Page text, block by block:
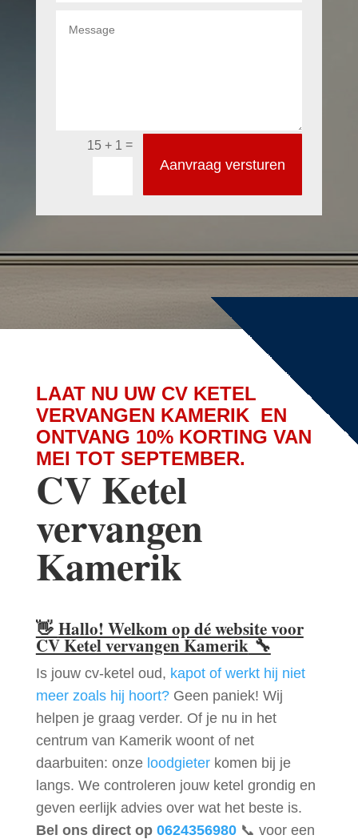
15 + 1 =
Aanvraag versturen
LAAT NU UW CV KETEL
VERVANGEN KAMERIK EN
ONTVANG 10% KORTING VAN
MEI TOT SEPTEMBER.
CV Ketel
vervangen
Kamerik
👋 Hallo! Welkom op dé website voor
CV Ketel vervangen Kamerik🔧
Is jouw cv-ketel oud, kapot of werkt hij niet
meer zoals hij hoort?Geen paniek! Wij
helpen je graag verder. Of je nu in het
centrum van Kamerik woont of net
daarbuiten: onze loodgieterkomen bij je
langs. We controleren jouw ketel grondig en
geven eerlijk advies over wat het beste is.
Bel ons direct op 0624356980📞 voor een